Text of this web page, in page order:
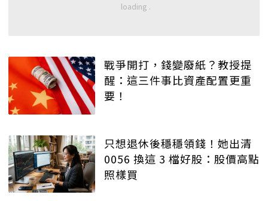
戰爭開打，錢變廢紙？教授提
醒：這三件事比資產配置更重
要！
只想退休後穩穩領錢！她出清
0056 換這 3 檔好股：股價高點
照樣買